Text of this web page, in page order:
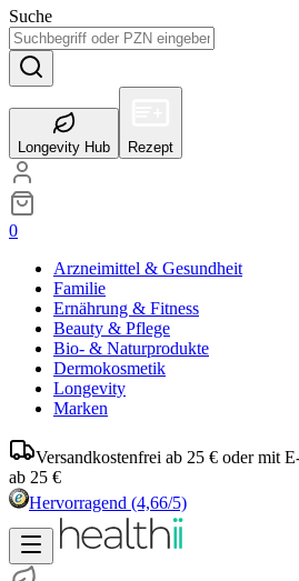
Suche
Longevity Hub Rezept
0
Arzneimittel & Gesundheit
Familie
Ernährung & Fitness
Beauty & Pflege
Bio- & Naturprodukte
Dermokosmetik
Longevity
Marken
Versandkostenfrei ab 25 € oder mit
ab 25 €
Hervorragend (4,66/5)